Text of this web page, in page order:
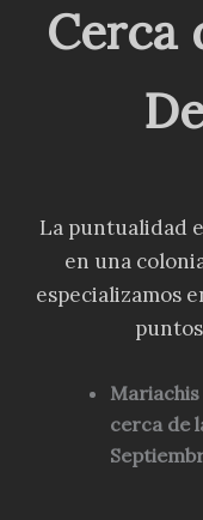
Cerca
La puntualidad
en una
especializamos
cerca de